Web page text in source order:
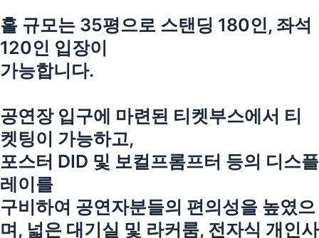
홀 규모는 35평으로 스탠딩 180인, 좌석
120인 입장이
가능합니다.
공연장 입구에 마련된 티켓부스에서 티
켓팅이 가능하고,
포스터 DID 및 보컬프롬프터 등의 디스플
레이를
구비하여 공연자분들의 편의성을 높였으
며, 넓은 대기실 및 라커룸, 전자식 개인사